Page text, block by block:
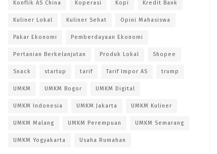
Konflik AS China Koperasi Kopi Kredit Bank
Kuliner Lokal Kuliner Sehat Opini Mahasiswa
Pakar Ekonomi Pemberdayaan Ekonomi
Pertanian Berkelanjutan Produk Lokal Shopee
Snack startup tarif Tarif Impor AS trump
UMKM UMKM Bogor UMKM Digital
UMKM Indonesia UMKM Jakarta UMKM Kuliner
UMKM Malang UMKM Perempuan UMKM Semarang
UMKM Yogyakarta Usaha Rumahan